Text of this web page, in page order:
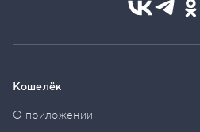
Кошелёк
О приложении